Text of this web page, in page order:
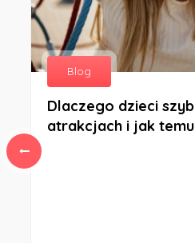
Blog
Dlaczego dzieci
atrakcjach i jak